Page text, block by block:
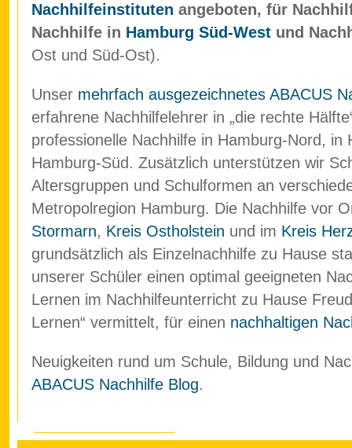
Nachhilfeinstituten angeboten, für
Nachhilfe in Hamburg Süd-West und
Ost und Süd-Ost).
Unser mehrfach ausgezeichnetes ABACUS
erfahrene Nachhilfelehrer in „die rechte
professionelle Nachhilfe in Hamburg-Nord, in
Hamburg-Süd. Zusätzlich unterstützen wir
Altersgruppen und Schulformen an
Metropolregion Hamburg. Die Nachhilfe vor
Stormarn, Kreis Ostholstein und im Kreis
grundsätzlich als Einzelnachhilfe zu Hause
unserer Schüler einen optimal geeigneten
Lernen im Nachhilfeunterricht zu Hause
Lernen“ vermittelt, für einen nachhaltigen
Neuigkeiten rund um Schule, Bildung und
ABACUS Nachhilfe Blog.